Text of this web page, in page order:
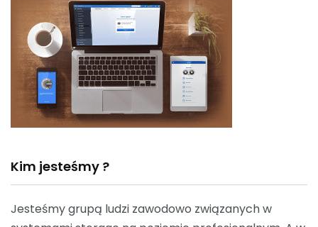
Kim jesteśmy ?
Jesteśmy grupą ludzi zawodowo związanych w